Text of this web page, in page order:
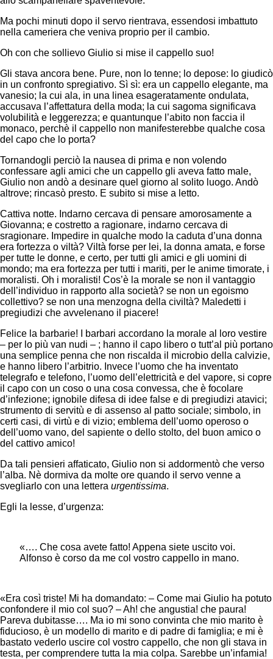
Ma pochi minuti dopo il servo rientrava, essendosi imbattuto
nella cameriera che veniva proprio per il cambio.
Oh con che sollievo Giulio si mise il cappello suo!
Gli stava ancora bene. Pure, non lo tenne; lo depose: lo giudicò
in un confronto spregiativo. Sì sì: era un cappello elegante, ma
vanesio; la cui ala, in una linea esageratamente ondulata,
accusava l’affettatura della moda; la cui sagoma significava
volubilità e leggerezza; e quantunque l’abito non faccia il
monaco, perchè il cappello non manifesterebbe qualche cosa
del capo che lo porta?
Tornandogli perciò la nausea di prima e non volendo
confessare agli amici che un cappello gli aveva fatto male,
Giulio non andò a desinare quel giorno al solito luogo. Andò
altrove; rincasò presto. E subito si mise a letto.
Cattiva notte. Indarno cercava di pensare amorosamente a
Giovanna; e costretto a ragionare, indarno cercava di
sragionare. Impedire in qualche modo la caduta d’una donna
era fortezza o viltà? Viltà forse per lei, la donna amata, e forse
per tutte le donne, e certo, per tutti gli amici e gli uomini di
mondo; ma era fortezza per tutti i mariti, per le anime timorate, i
moralisti. Oh i moralisti! Cos’è la morale se non il vantaggio
dell’individuo in rapporto alla società? se non un egoismo
collettivo? se non una menzogna della civiltà? Maledetti i
pregiudizi che avvelenano il piacere!
Felice la barbarie! I barbari accordano la morale al loro vestire
– per lo più van nudi – ; hanno il capo libero o tutt’al più portano
una semplice penna che non riscalda il microbio della calvizie,
e hanno libero l’arbitrio. Invece l’uomo che ha inventato
telegrafo e telefono, l’uomo dell’elettricità e del vapore, si copre
il capo con un coso o una cosa convessa, che è focolare
d’infezione; ignobile difesa di idee false e di pregiudizi atavici;
strumento di servitù e di assenso al patto sociale; simbolo, in
certi casi, di virtù e di vizio; emblema dell’uomo operoso o
dell’uomo vano, del sapiente o dello stolto, del buon amico o
del cattivo amico!
Da tali pensieri affaticato, Giulio non si addormentò che verso
l’alba. Nè dormiva da molte ore quando il servo venne a
svegliarlo con una lettera urgentissima.
Egli la lesse, d’urgenza:
«…. Che cosa avete fatto! Appena siete uscito voi.
Alfonso è corso da me col vostro cappello in mano.
«Era così triste! Mi ha domandato: – Come mai Giulio ha potuto
confondere il mio col suo? – Ah! che angustia! che paura!
Pareva dubitasse…. Ma io mi sono convinta che mio marito è
fiducioso, è un modello di marito e di padre di famiglia; e mi è
bastato vederlo uscire col vostro cappello, che non gli stava in
testa, per comprendere tutta la mia colpa. Sarebbe un’infamia!